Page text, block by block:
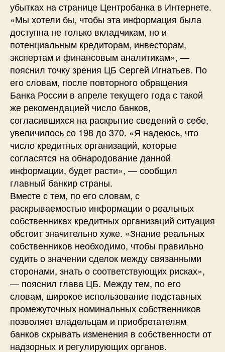
убытках на странице Центробанка в Интернете.
«Мы хотели бы, чтобы эта информация была
доступна не только вкладчикам, но и
потенциальным кредиторам, инвесторам,
экспертам и финансовым аналитикам», —
пояснил точку зрения ЦБ Сергей Игнатьев. По
его словам, после повторного обращения
Банка России в апреле текущего года с такой
же рекомендацией число банков,
согласившихся на раскрытие сведений о себе,
увеличилось со 198 до 370. «Я надеюсь, что
число кредитных организаций, которые
согласятся на обнародование данной
информации, будет расти», — сообщил
главный банкир страны.
Вместе с тем, по его словам, с
раскрываемостью информации о реальных
собственниках кредитных организаций ситуация
обстоит значительно хуже. «Знание реальных
собственников необходимо, чтобы правильно
судить о значении сделок между связанными
сторонами, знать о соответствующих рисках»,
— пояснил глава ЦБ. Между тем, по его
словам, широкое использование подставных
промежуточных номинальных собственников
позволяет владельцам и приобретателям
банков скрывать изменения в собственности от
надзорных и регулирующих органов.